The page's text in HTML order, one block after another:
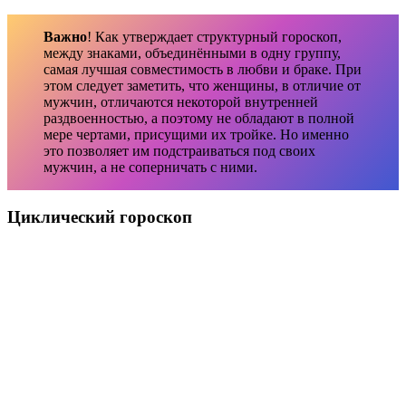
Важно! Как утверждает структурный гороскоп,
между знаками, объединёнными в одну группу,
самая лучшая совместимость в любви и браке. При
этом следует заметить, что женщины, в отличие от
мужчин, отличаются некоторой внутренней
раздвоенностью, а поэтому не обладают в полной
мере чертами, присущими их тройке. Но именно
это позволяет им подстраиваться под своих
мужчин, а не соперничать с ними.
Циклический гороскоп